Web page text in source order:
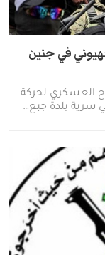
في جنين
العسكري لحركة
سرية بلدة جبع…